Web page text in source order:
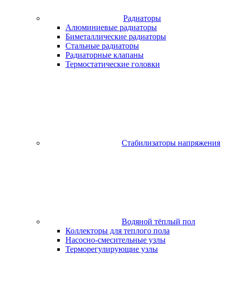
Радиаторы
Алюминиевые радиаторы
Биметаллические радиаторы
Стальные радиаторы
Радиаторные клапаны
Термостатические головки
Стабилизаторы напряжения
Водяной тёплый пол
Коллекторы для теплого пола
Насосно-смесительные узлы
Терморегулирующие узлы